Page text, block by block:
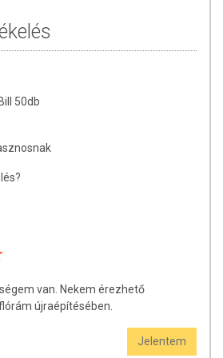
kiegészítésként 1 db kapszula szedése
(kapszula), cellulóz, szilícium-dioxid és
eredetű). Tejszármazékokat tartalmaz.
acidophilus; Bifidobacterium lactis;
Lactobacillus casei; Lactobacillus
paracasei; Bifidobacterium breve;
Lactobacillus salivarius; Bifidobacterium
50db
van. Nekem érezhető
újraépítésében.
Jelentem